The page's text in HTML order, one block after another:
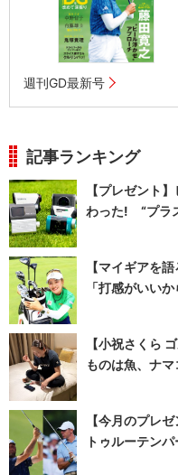
週刊GD最新号
記事ランキング
【プレゼント
わった! “プラ
【マイギアを
「打感がいい
【小祝さくら
ものは魚、ナ
【今月のプレ
トゥルーテン